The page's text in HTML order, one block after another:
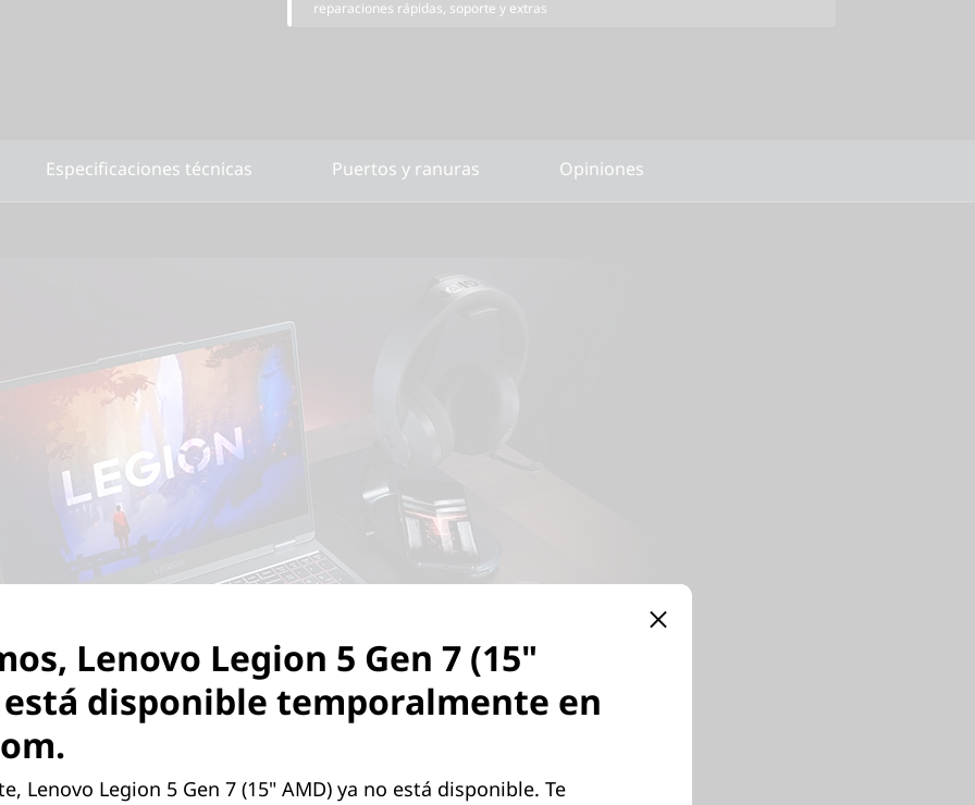
reparaciones rápidas, soporte y extras
Especificaciones técnicas Puertos y ranuras Opiniones
Lenovo Legion 5 Gen 7 (15"
está disponible temporalmente en
Lenovo Legion 5 Gen 7 (15" AMD) ya no está disponible. Te